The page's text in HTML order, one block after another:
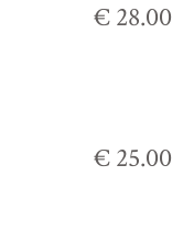
€ 28.00
€ 25.00